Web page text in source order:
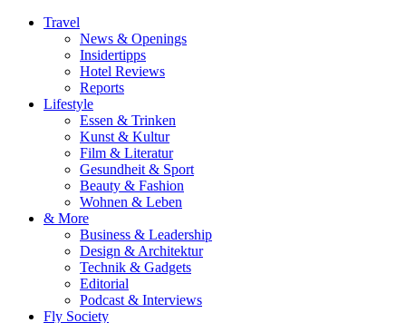
Travel
News & Openings
Insidertipps
Hotel Reviews
Reports
Lifestyle
Essen & Trinken
Kunst & Kultur
Film & Literatur
Gesundheit & Sport
Beauty & Fashion
Wohnen & Leben
& More
Business & Leadership
Design & Architektur
Technik & Gadgets
Editorial
Podcast & Interviews
Fly Society